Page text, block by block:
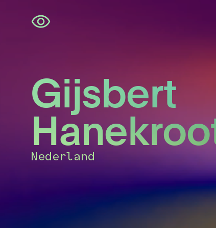
Navigatie
overslaan
Gijsbert
Nederland